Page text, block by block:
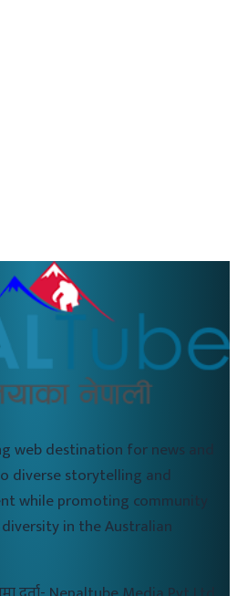
web destination for news and
diverse storytelling and
while promoting community
diversity in the Australian